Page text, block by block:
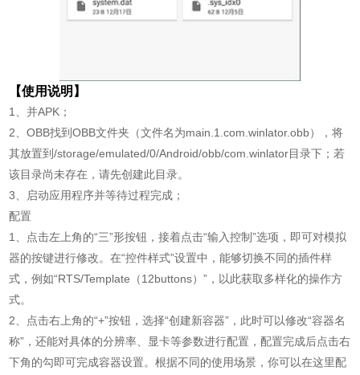
【使用说明】
1、并APK；
2、OBB找到OBB文件夹（文件名为main.1.com.winlator.obb），将
其放置到/storage/emulated/0/Android/obb/com.winlator目录下；若
该目录尚未存在，请先创建此目录。
3、启动应用程序并等待过程完成；
配置
1、点击左上角的“三”形按钮，接着点击“输入控制”选项，即可对模拟
器的按键进行修改。在“控件样式”设置中，能够切换不同的插件样
式，例如“RTS/Template（12buttons）”，以此获取多样化的操作方
式。
2、点击右上角的“+”按钮，选择“创建新容器”，此时可以修改“容器名
称”，还能对具体的分辨率、显卡等参数进行配置，配置完成后点击右
下角的勾即可完成容器设置。根据不同的使用场景，你可以在这里配